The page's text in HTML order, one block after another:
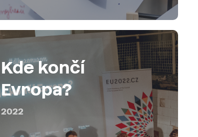
Kde končí
Evropa?